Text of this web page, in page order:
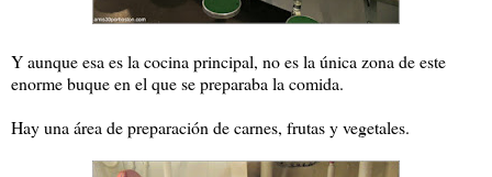
Y aunque esa es la cocina principal, no es la única zona de este
enorme buque en el que se preparaba la comida.
Hay una área de preparación de carnes, frutas y vegetales.